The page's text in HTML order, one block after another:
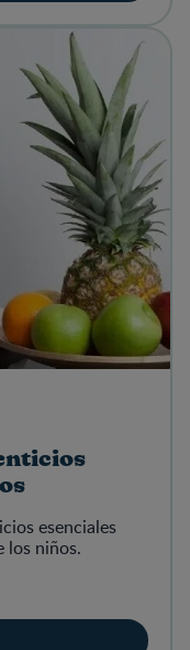
esenciales
los niños.